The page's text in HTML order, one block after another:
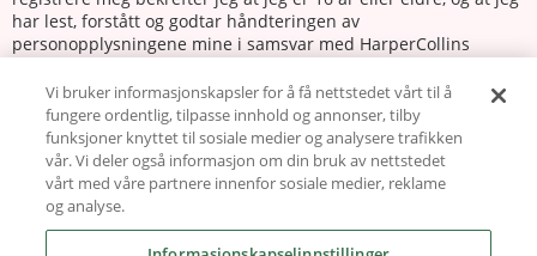
har lest, forstått og godtar håndteringen av
personopplysningene mine i samsvar med HarperCollins
Abonnere
Følg oss
Vi bruker informasjonskapsler for å få nettstedet vårt til å
fungere ordentlig, tilpasse innhold og annonser, tilby
funksjoner knyttet til sosiale medier og analysere trafikken
vår. Vi deler også informasjon om din bruk av nettstedet
vårt med våre partnere innenfor sosiale medier, reklame
og analyse.